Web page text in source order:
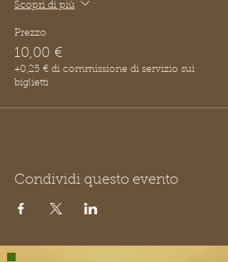
Scopri di più
Prezzo
10,00 €
+0,25 € di commissione di servizio sui
biglietti
Condividi questo evento